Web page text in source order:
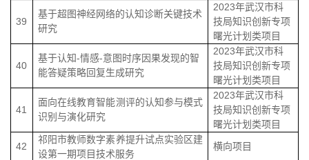
39
基于超图神经网络的认知诊断关键技术
研究
2023年武汉市科
技局知识创新专项
曙光计划类项目
40
基于认知-情感-意图时序因果发现的智
能答疑策略回复生成研究
2023年武汉市科
技局知识创新专项
曙光计划类项目
41
面向在线教育智能测评的认知参与模式
识别与演化研究
2023年武汉市科
技局知识创新专项
曙光计划类项目
42
祁阳市教师数字素养提升试点实验区建
设第一期项目技术服务
横向项目